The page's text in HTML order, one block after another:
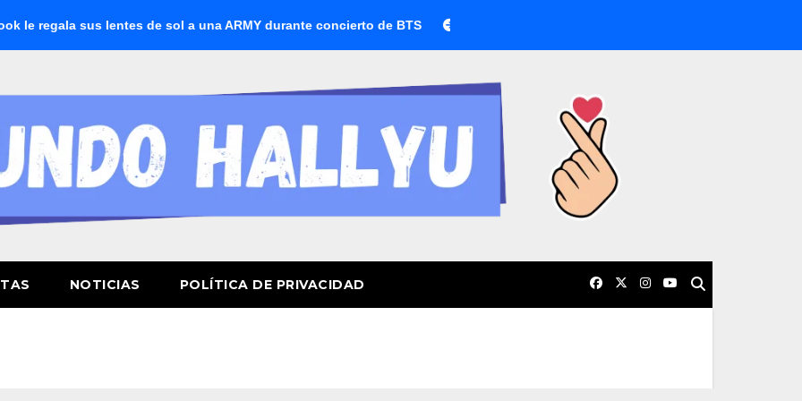
regala sus lentes de sol a una ARMY durante concierto de BTS BTS boicotea los Grammy por nueva categoría asiática
NOTICIAS POLÍTICA DE PRIVACIDAD